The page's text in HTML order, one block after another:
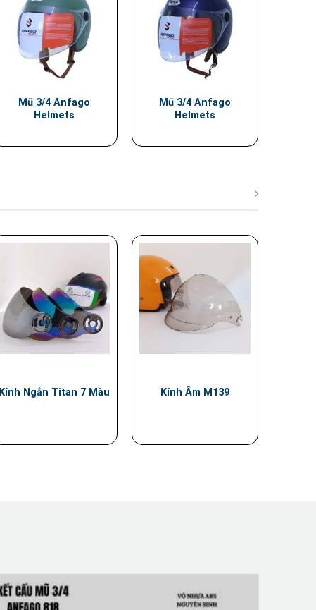
Mũ 3/4 Anfago
Helmets
Mũ 3/4 Anfago
Helmets
Kính Ngắn Titan 7 Màu Kính Âm M139